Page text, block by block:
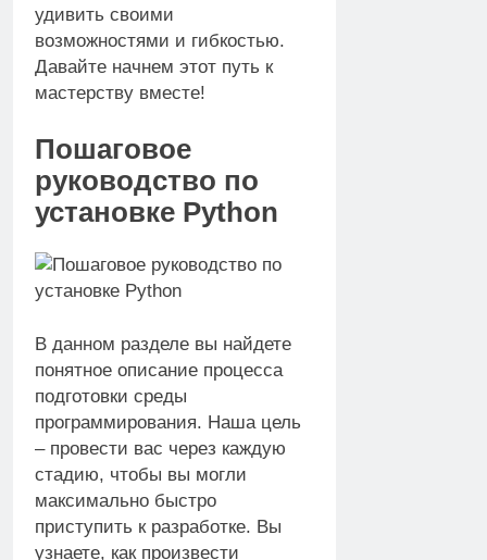
удивить своими
возможностями и гибкостью.
Давайте начнем этот путь к
мастерству вместе!
Пошаговое
руководство по
установке Python
В данном разделе вы найдете
понятное описание процесса
подготовки среды
программирования. Наша цель
– провести вас через каждую
стадию, чтобы вы могли
максимально быстро
приступить к разработке. Вы
узнаете, как произвести